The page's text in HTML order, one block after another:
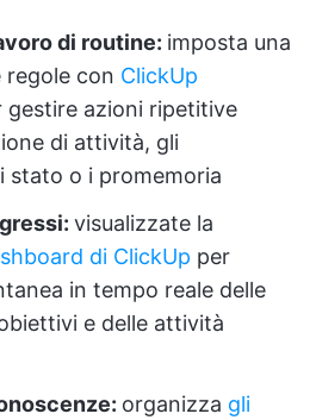
di routine: imposta una
con ClickUp
gestire azioni ripetitive
di attività, gli
stato o i promemoria
visualizzate la
di ClickUp per
in tempo reale delle
e delle attività
organizza gli